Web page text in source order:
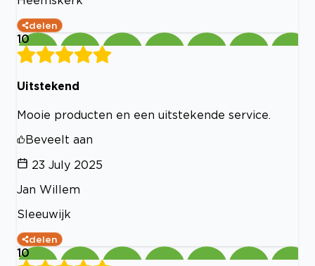
delen
10
Uitstekend
Mooie producten en een uitstekende service.
Beveelt aan
23 July 2025
Jan Willem
Sleeuwijk
delen
10